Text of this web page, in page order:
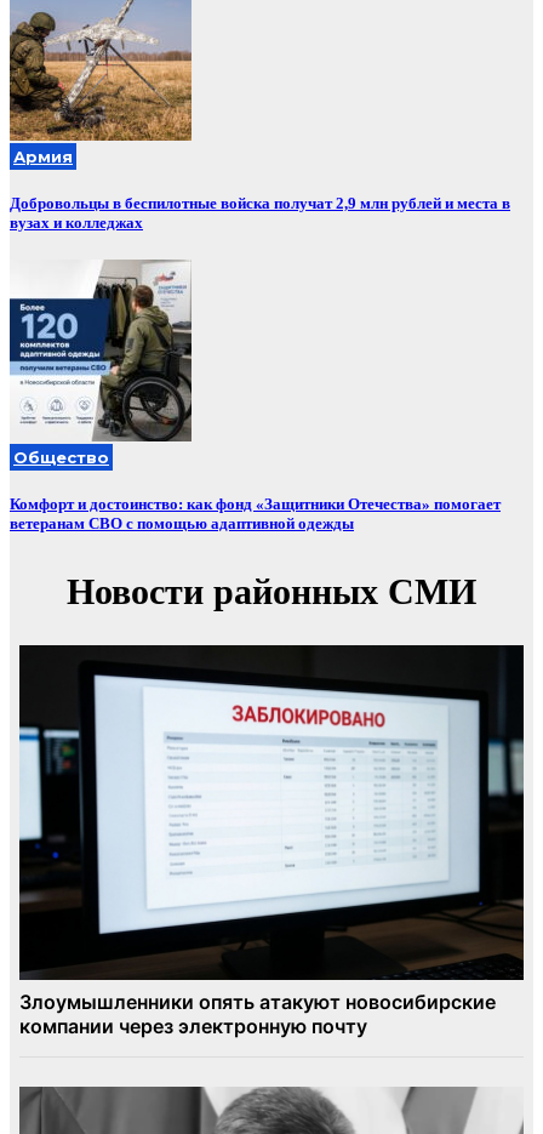
Армия
Добровольцы в беспилотные войска получат 2,9 млн рублей и места в
вузах и колледжах
Общество
Комфорт и достоинство: как фонд «Защитники Отечества» помогает
ветеранам СВО с помощью адаптивной одежды